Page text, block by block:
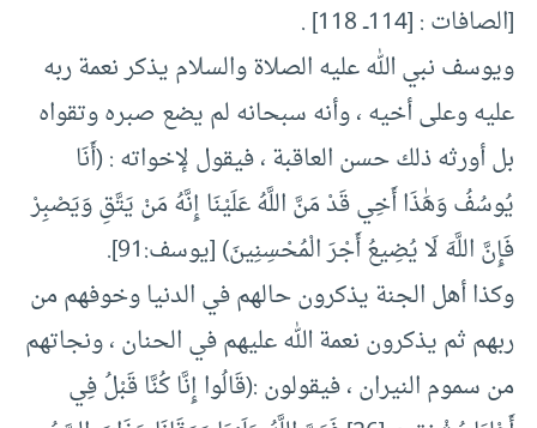
[الصافات : [114ــ 118] .
ويوسف نبي الله عليه الصلاة والسلام يذكر نعمة ربه
عليه وعلى أخيه ، وأنه سبحانه لم يضع صبره وتقواه
بل أورثه ذلك حسن العاقبة ، فيقول لإخواته : (أَنَا
يُوسُفُ وَهَٰذَا أَخِي قَدْ مَنَّ اللَّهُ عَلَيْنَا إِنَّهُ مَنْ يَتَّقِ وَيَصْبِرْ
فَإِنَّ اللَّهَ لَا يُضِيعُ أَجْرَ الْمُحْسِنِينَ) [يوسف:91].
وكذا أهل الجنة يذكرون حالهم في الدنيا وخوفهم من
ربهم ثم يذكرون نعمة الله عليهم في الحنان ، ونجاتهم
من سموم النيران ، فيقولون :(قَالُوا إِنَّا كُنَّا قَبْلُ فِي